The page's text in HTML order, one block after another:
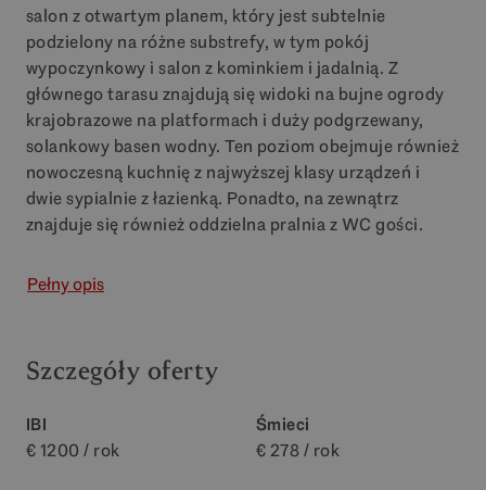
salon z otwartym planem, który jest subtelnie
podzielony na różne substrefy, w tym pokój
wypoczynkowy i salon z kominkiem i jadalnią. Z
głównego tarasu znajdują się widoki na bujne ogrody
krajobrazowe na platformach i duży podgrzewany,
solankowy basen wodny. Ten poziom obejmuje również
nowoczesną kuchnię z najwyższej klasy urządzeń i
dwie sypialnie z łazienką. Ponadto, na zewnątrz
znajduje się również oddzielna pralnia z WC gości.
Pełny opis
Szczegóły oferty
IBI
€ 1200 / rok
Śmieci
€ 278 / rok